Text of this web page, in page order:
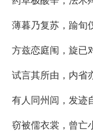
薄暮乃复苏，踰旬
方兹恋庭闱，旋已
试言其所由，内省
有人同州闾，发迹
窃被儒衣裳，曾亡